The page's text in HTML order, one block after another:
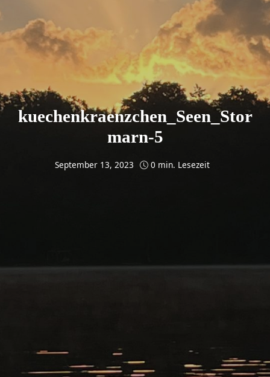
kuechenkraenzchen_Seen_Stor
marn-5
September 13, 2023 0 min. Lesezeit